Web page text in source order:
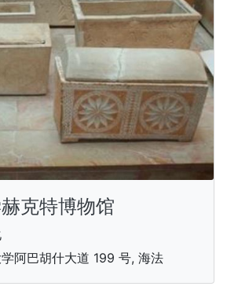
克特博物馆
阿巴胡什大道 199 号, 海法